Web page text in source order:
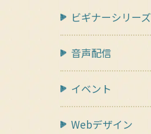
ビギナーシリーズ
音声配信
イベント
Webデザイン